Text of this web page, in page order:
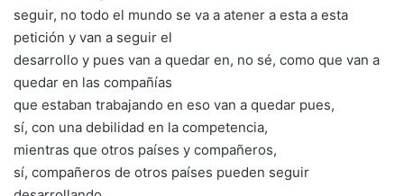
seguir, no todo el mundo se va a atener a esta a esta
petición y van a seguir el
desarrollo y pues van a quedar en, no sé, como que van a
quedar en las compañías
que estaban trabajando en eso van a quedar pues,
sí, con una debilidad en la competencia,
mientras que otros países y compañeros,
sí, compañeros de otros países pueden seguir